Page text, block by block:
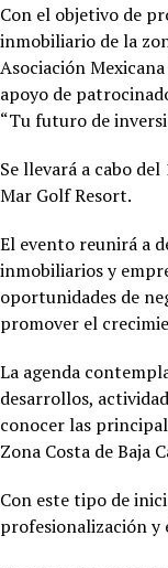
Con el objetivo de
inmobiliario de la
Asociación
apoyo de
“Tu futuro de
Se llevará a cabo
Mar Golf Resort.
El evento reunirá a
inmobiliarios y
oportunidades de
promover el
La agenda
desarrollos,
conocer las
Zona Costa de Baja
Con este tipo de
profesionalización